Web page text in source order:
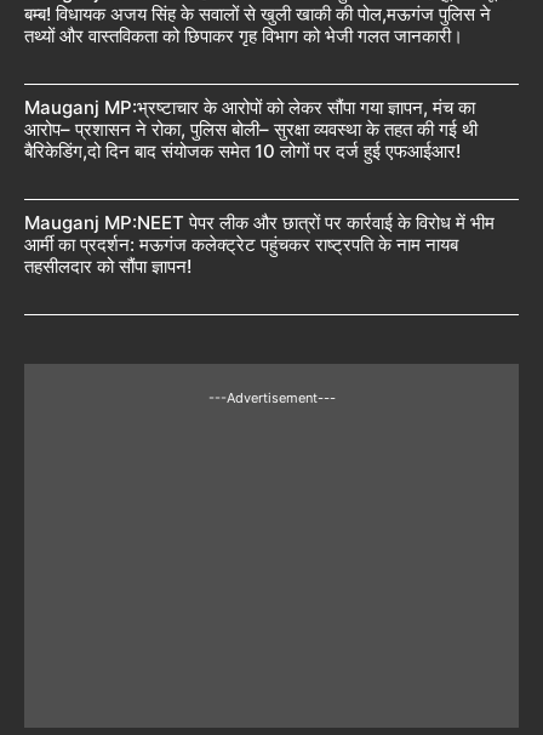
बम्ब! विधायक अजय सिंह के सवालों से खुली खाकी की पोल,मऊगंज पुलिस ने
तथ्यों और वास्तविकता को छिपाकर गृह विभाग को भेजी गलत जानकारी।
Mauganj MP:भ्रष्टाचार के आरोपों को लेकर सौंपा गया ज्ञापन, मंच का
आरोप– प्रशासन ने रोका, पुलिस बोली– सुरक्षा व्यवस्था के तहत की गई थी
बैरिकेडिंग,दो दिन बाद संयोजक समेत 10 लोगों पर दर्ज हुई एफआईआर!
Mauganj MP:NEET पेपर लीक और छात्रों पर कार्रवाई के विरोध में भीम
आर्मी का प्रदर्शन: मऊगंज कलेक्ट्रेट पहुंचकर राष्ट्रपति के नाम नायब
तहसीलदार को सौंपा ज्ञापन!
---Advertisement---